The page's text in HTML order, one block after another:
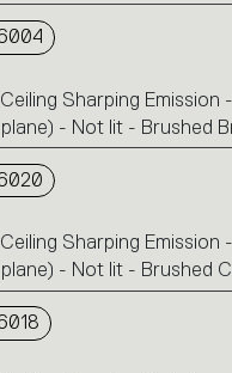
Sharping Emission
- Not lit - Brushed
Sharping Emission
- Not lit - Brushed